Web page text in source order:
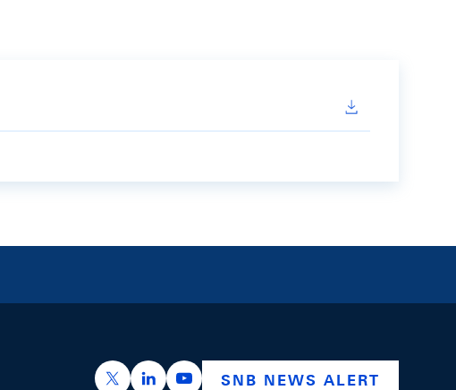
https://x.com/snb_bns
https://ch.linkedin.com/company/swiss-
https://www.youtube.com/
SNB NEWS ALERT